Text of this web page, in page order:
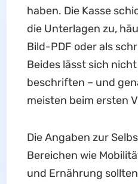
haben. Die Kasse
die Unterlagen zu,
Bild-PDF oder als
Beides lässt sich
beschriften – und
meisten beim ersten
Die Angaben zur
Bereichen wie
und Ernährung